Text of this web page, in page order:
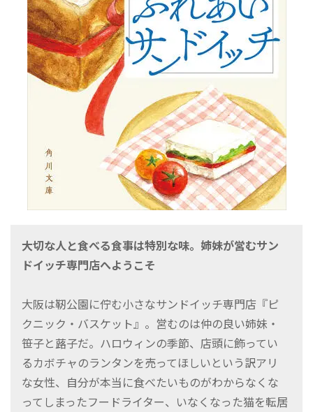
大切な人と食べる食事は特別な味。姉妹が営むサン
ドイッチ専門店へようこそ
大阪は靭公園に佇む小さなサンドイッチ専門店『ピ
クニック・バスケット』。営むのは仲の良い姉妹・
笹子と蕗子だ。ハロウィンの季節、店頭に飾ってい
るカボチャのランタンを売ってほしいという訳アリ
な女性、自分が本当に食べたいものがわからなくな
ってしまったフードライター、いなくなった猫を転居